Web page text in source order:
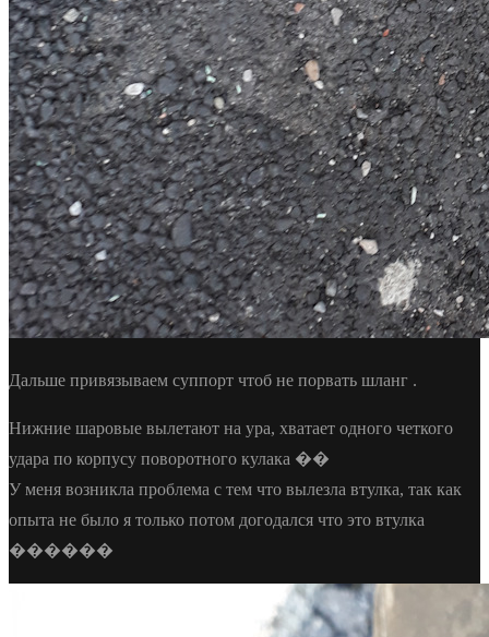
Дальше привязываем суппорт чтоб не порвать шланг .
Нижние шаровые вылетают на ура, хватает одного четкого
удара по корпусу поворотного кулака ��
У меня возникла проблема с тем что вылезла втулка, так как
опыта не было я только потом догодался что это втулка
������